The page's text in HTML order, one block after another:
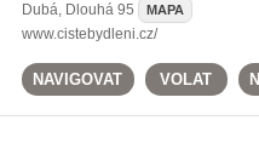
Dubá, Dlouhá 95 MAPA
www.cistebydleni.cz/
NAVIGOVAT VOLAT